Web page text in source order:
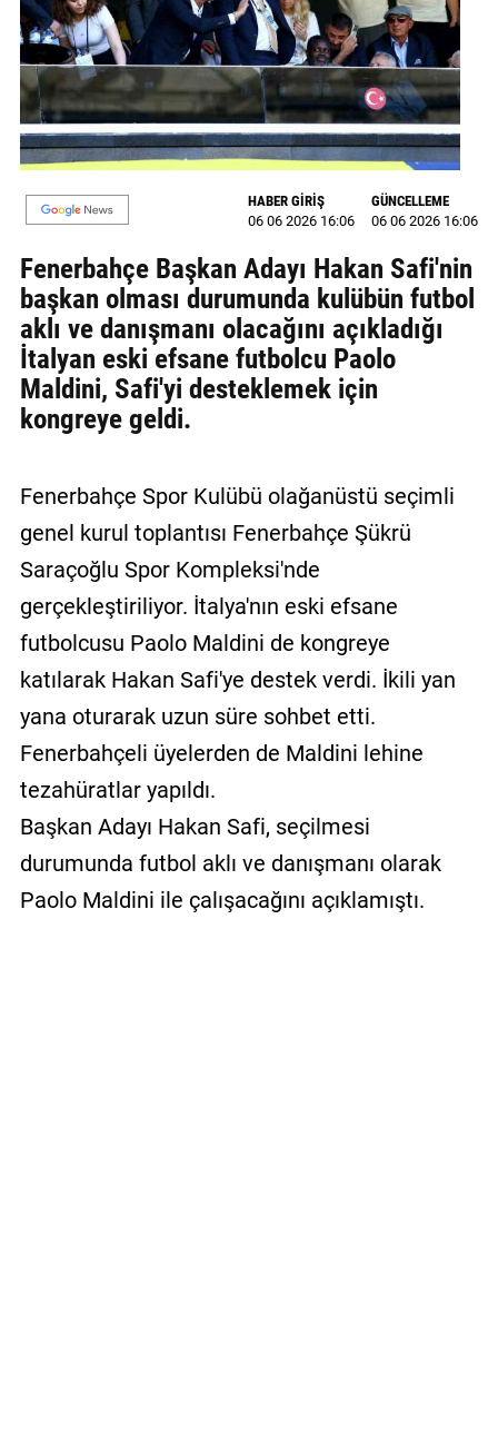
MAGAZİN
GALERİ
VİDEO
BİZE
ULAŞIN
Künye
İletişim
Gizlilik
Politikası
HABER GİRİŞ
06 06 2026 16:06
GÜNCELLEME
06 06 2026 16:06
Fenerbahçe Başkan Adayı Hakan Safi'nin
başkan olması durumunda kulübün futbol
aklı ve danışmanı olacağını açıkladığı
İtalyan eski efsane futbolcu Paolo
Maldini, Safi'yi desteklemek için
kongreye geldi.
Fenerbahçe Spor Kulübü olağanüstü seçimli
genel kurul toplantısı Fenerbahçe Şükrü
Saraçoğlu Spor Kompleksi'nde
gerçekleştiriliyor. İtalya'nın eski efsane
futbolcusu Paolo Maldini de kongreye
katılarak Hakan Safi'ye destek verdi. İkili yan
yana oturarak uzun süre sohbet etti.
Fenerbahçeli üyelerden de Maldini lehine
tezahüratlar yapıldı.
Başkan Adayı Hakan Safi, seçilmesi
durumunda futbol aklı ve danışmanı olarak
Paolo Maldini ile çalışacağını açıklamıştı.